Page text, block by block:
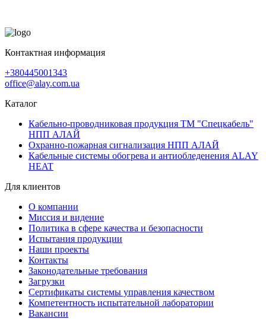
Контактная информация
+380445001343
office@alay.com.ua
Каталог
Кабельно-проводниковая продукция ТМ "Спецкабель"
НПП АЛАЙ
Охранно-пожарная сигнализация НПП АЛАЙ
Кабельные системы обогрева и антиобледенения ALAY
HEAT
Для клиентов
О компании
Миссия и видение
Политика в сфере качества и безопасности
Испытания продукции
Наши проекты
Контакты
Законодательные требования
Загрузки
Сертификаты системы управления качеством
Компетентность испытательной лаборатории
Вакансии